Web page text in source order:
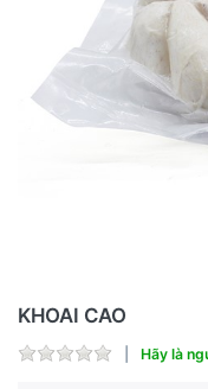
KHOAI CAO
Hãy là